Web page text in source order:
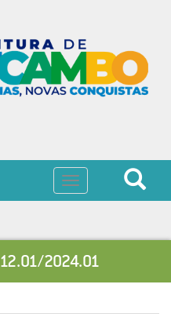
Toggle
navigation
2024.01